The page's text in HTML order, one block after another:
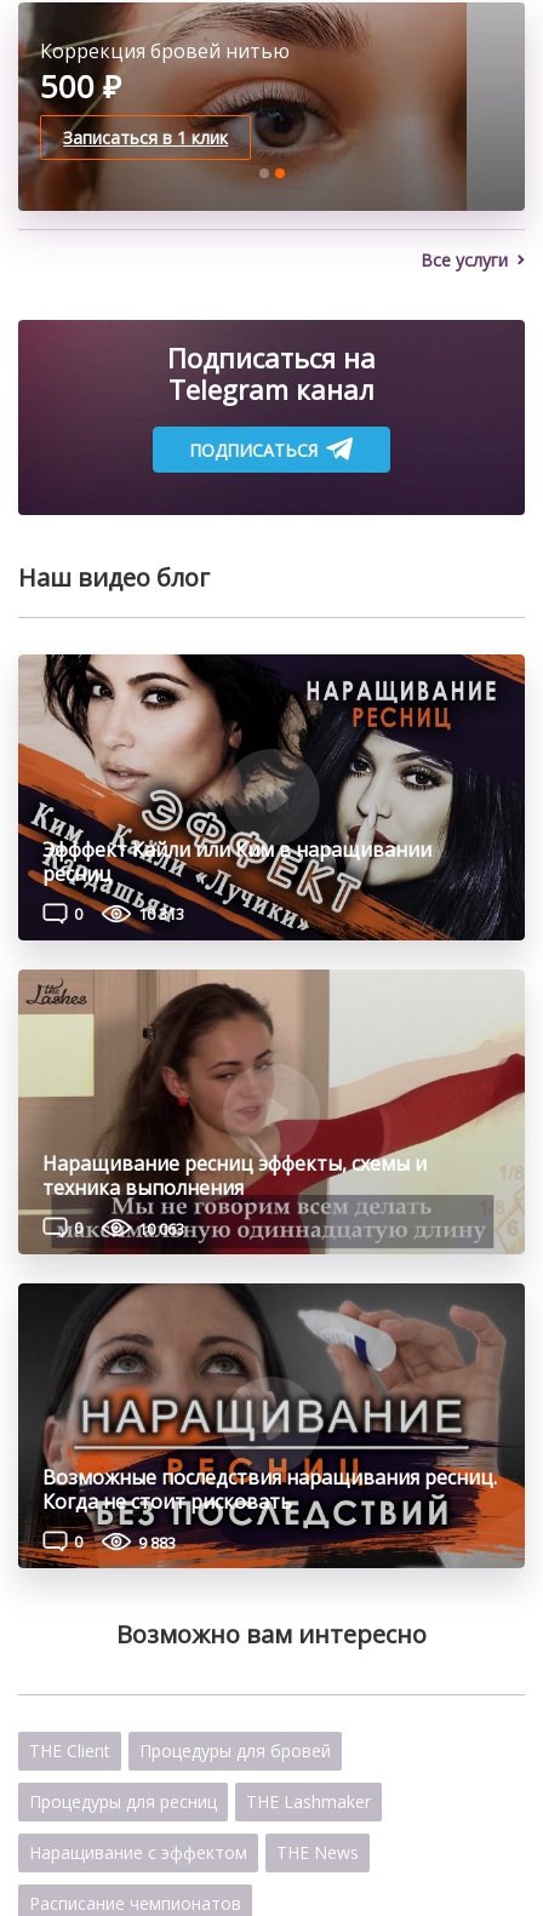
Классическое наращивание ресниц
2100 ₽
Записаться в 1 клик
Коррекция бровей нитью
500 ₽
Записаться в 1 клик
Все услуги
Подписаться на
Telegram канал
ПОДПИСАТЬСЯ
Наш видео блог
Эфффект Кайли или Ким в наращивании
ресниц
0 10 313
Наращивание ресниц эффекты, схемы и
техника выполнения
0 10 063
Возможные последствия наращивания ресниц.
Когда не стоит рисковать
0 9 883
Возможно вам интересно
THE Client Процедуры для бровей
Процедуры для ресниц THE Lashmaker
Наращивание с эффектом THE News
Расписание чемпионатов